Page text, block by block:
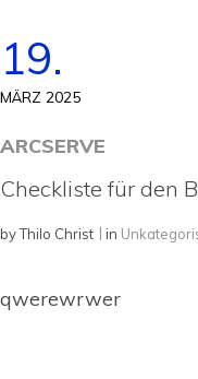
19.
MÄRZ 2025
ARCSERVE
Checkliste für den
byThilo Christ in
qwerewrwer